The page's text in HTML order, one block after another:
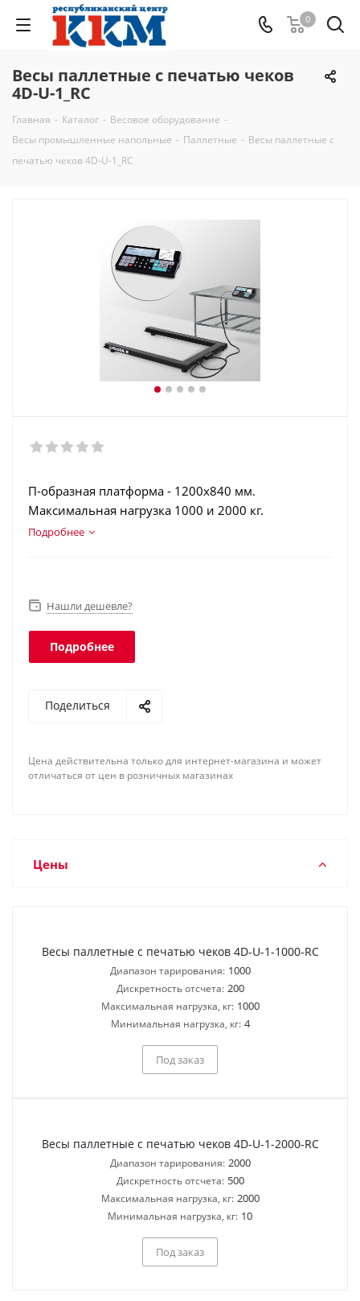
0
Весы паллетные с печатью чеков
4D-U-1_RC
Главная - Каталог - Весовое оборудование -
Весы промышленные напольные - Паллетные - Весы паллетные с
печатью чеков 4D-U-1_RC
П-образная платформа - 1200х840 мм.
Максимальная нагрузка 1000 и 2000 кг.
Конструкционная сталь. Аккумулятор. Печать
Подробнее
Нашли дешевле?
Подробнее
Поделиться
Цена действительна только для интернет-магазина и может
отличаться от цен в розничных магазинах
Цены
Весы паллетные с печатью чеков 4D-U-1-1000-RC
Диапазон тарирования: 1000
Дискретность отсчета: 200
Максимальная нагрузка, кг: 1000
Минимальная нагрузка, кг: 4
Под заказ
Весы паллетные с печатью чеков 4D-U-1-2000-RC
Диапазон тарирования: 2000
Дискретность отсчета: 500
Максимальная нагрузка, кг: 2000
Минимальная нагрузка, кг: 10
Под заказ